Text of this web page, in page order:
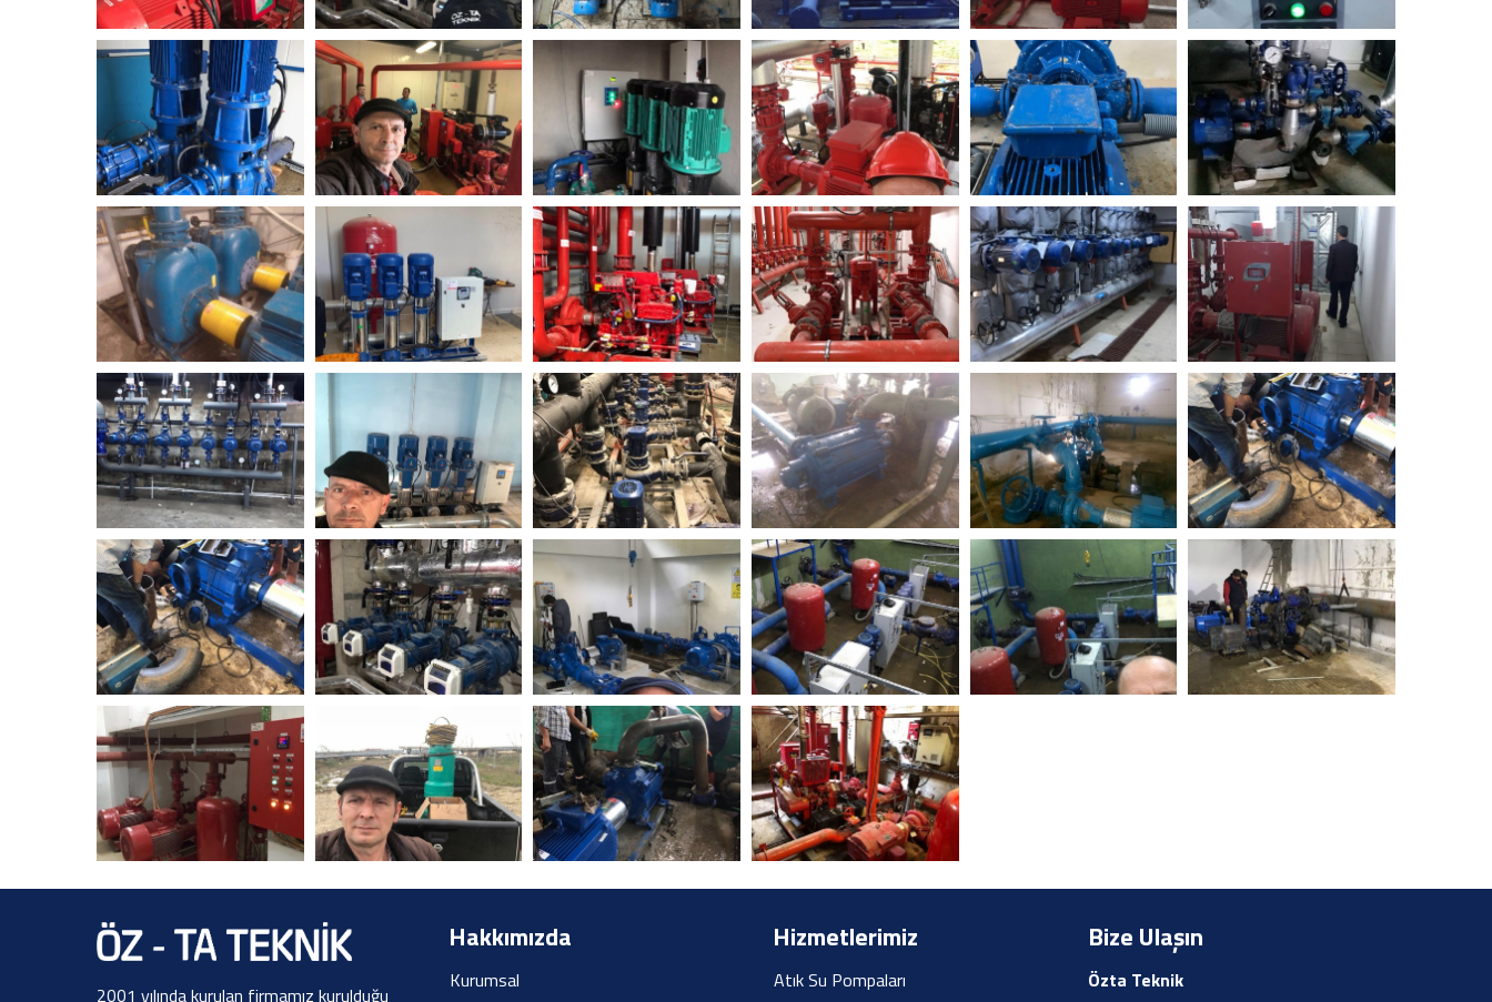
2001 yılında kurulan firmamız kurulduğu
Hakkımızda
Kurumsal
Hizmetlerimiz
Atık Su Pompaları
Bize Ulaşın
Özta Teknik